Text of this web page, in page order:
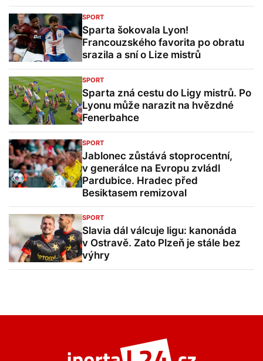
SPORT
Sparta šokovala Lyon!
Francouzského favorita po obratu
srazila a sní o Lize mistrů
SPORT
Sparta zná cestu do Ligy mistrů. Po
Lyonu může narazit na hvězdné
Fenerbahce
SPORT
Jablonec zůstává stoprocentní,
v generálce na Evropu zvládl
Pardubice. Hradec před
Besiktasem remizoval
SPORT
Slavia dál válcuje ligu: kanonáda
v Ostravě. Zato Plzeň je stále bez
výhry